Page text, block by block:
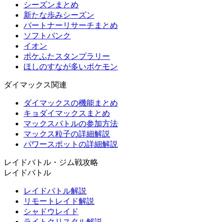
シーズンまとめ
新たな歩みシーズン
パートナーリサーチまとめ
ソフトバンク
イオン
ポケふたスタンプラリー
ほしのすなが多いポケモン
ダイマックス関連
ダイマックスの機能まとめ
キョダイマックスまとめ
マックスバトルの参加方法
マックス粒子の詳細解説
パワースポットの詳細解説
レイドバトル・ジム戦攻略
レイドバトル
レイドバトル解説
リモートレイド解説
シャドウレイド